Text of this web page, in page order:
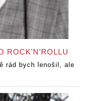
rád bych lenošil, ale